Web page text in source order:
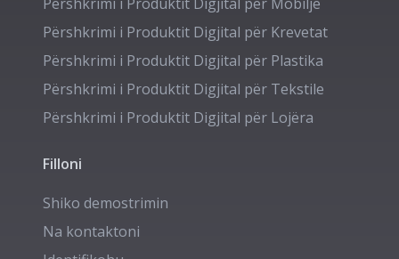
Përshkrimi i Produktit Digjital për Krevetat
Përshkrimi i Produktit Digjital për Plastika
Përshkrimi i Produktit Digjital për Tekstile
Përshkrimi i Produktit Digjital për Lojëra
Filloni
Shiko demostrimin
Na kontaktoni